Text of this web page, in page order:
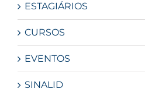
ESTAGIÁRIOS
CURSOS
EVENTOS
SINALID